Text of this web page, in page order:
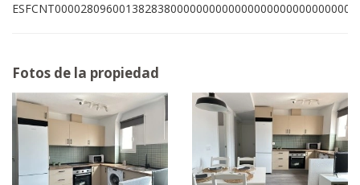
ESFCNT00002809600138283800000000000000000000000000007
Fotos de la propiedad